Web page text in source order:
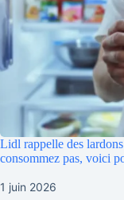
Lidl rappelle des
consommez pas, voici
1 juin 2026